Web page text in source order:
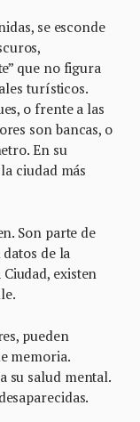
se esconde
que no figura
turísticos.
o frente a las
son bancas, o
En su
ciudad más
Son parte de
de la
existen
pueden
memoria.
su salud mental.